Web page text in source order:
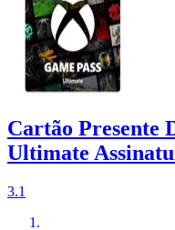
Cartão Presente
Ultimate
3.1